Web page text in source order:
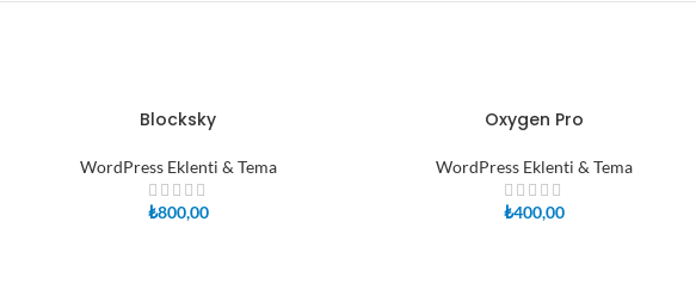
Blocksky
WordPress Eklenti & Tema
₺800,00
Oxygen Pro
WordPress Eklenti & Tema
₺400,00